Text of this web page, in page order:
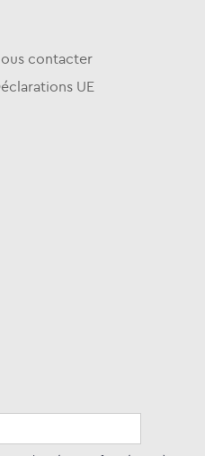
contacter
UE